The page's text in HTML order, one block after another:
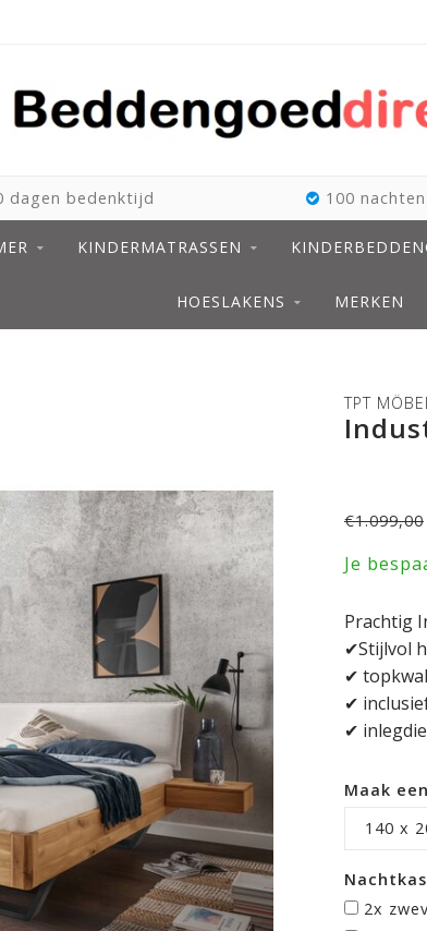
dagen bedenktijd 100
KINDERMATRASSEN
HOESLAKENS MERKEN
TPT
€1.099,00
Je
Prachtig
✔Stijlvol
✔
✔
✔
Maak
140 x
2x